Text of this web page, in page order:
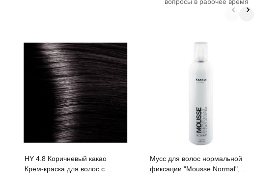
HY 4.8 Коричневый какао
Крем-краска для волос с
Мусс для волос нормальной
фиксации "Mousse Normal",